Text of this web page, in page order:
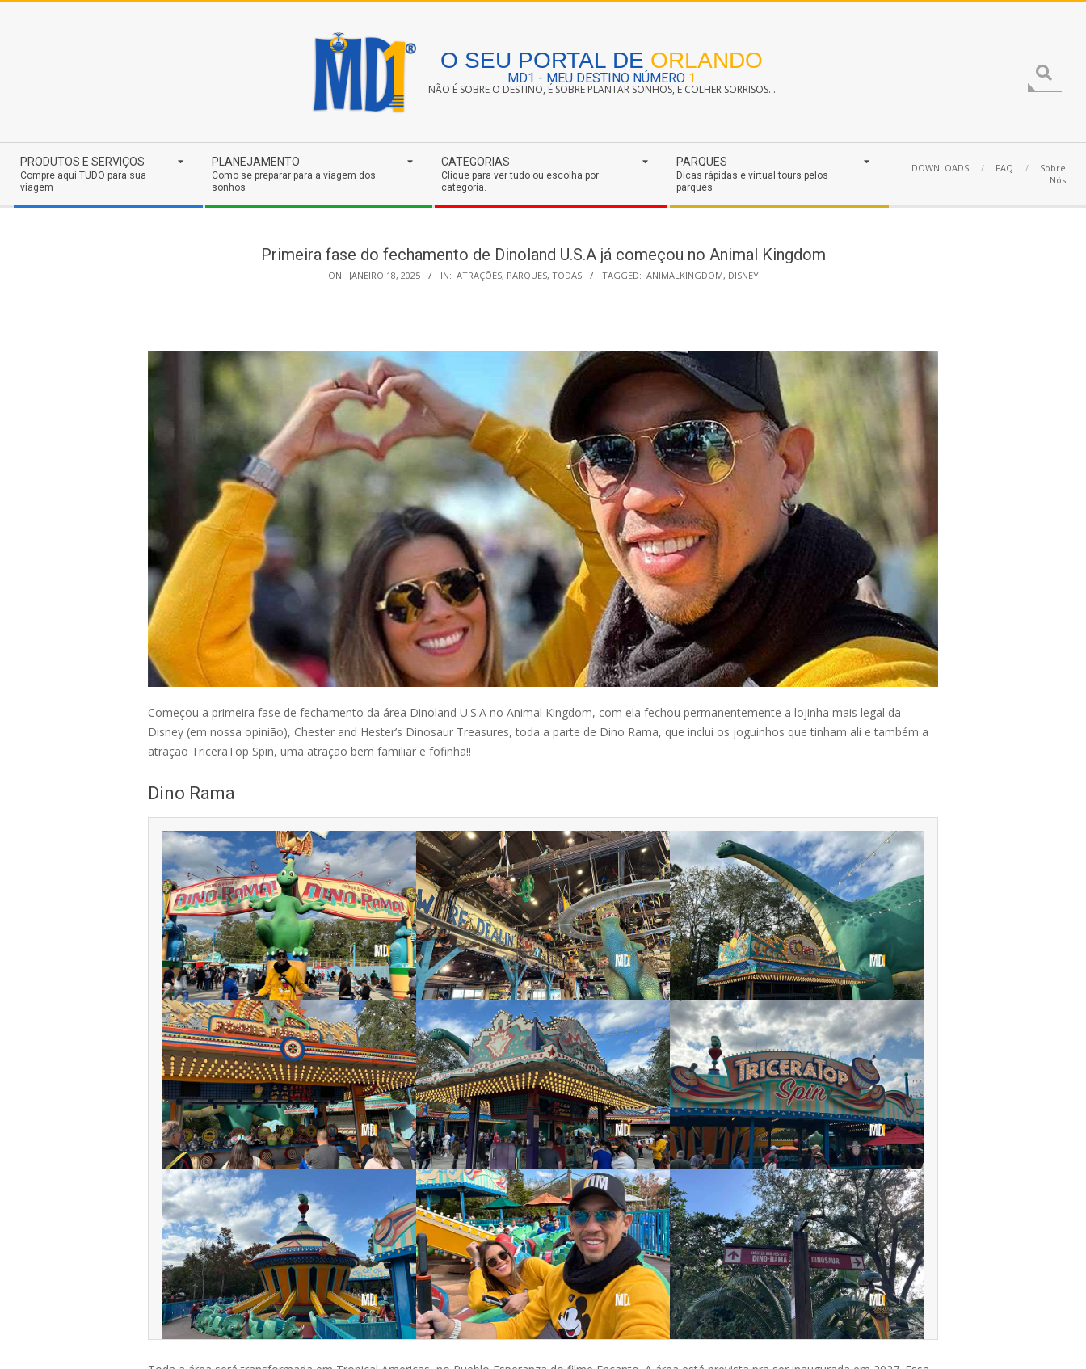
O SEU PORTAL DE ORLANDO
MD1 - MEU DESTINO NÚMERO 1
NÃO É SOBRE O DESTINO, É SOBRE PLANTAR SONHOS, E COLHER SORRISOS...
Navigation
Menu
PRODUTOS E SERVIÇOS
Compre aqui TUDO para sua
viagem
PLANEJAMENTO
Como se preparar para a viagem dos
sonhos
CATEGORIAS
Clique para ver tudo ou escolha por
categoria.
PARQUES
Dicas rápidas e virtual tours pelos
parques
DOWNLOADS FAQ
Sobre
Nós
Primeira fase do fechamento de Dinoland U.S.A já começou no Animal Kingdom
ON: JANEIRO 18, 2025 IN: ATRAÇÕES, PARQUES, TODAS TAGGED: ANIMALKINGDOM, DISNEY
Começou a primeira fase de fechamento da área Dinoland U.S.A no Animal Kingdom, com ela fechou permanentemente a lojinha mais legal da
Disney (em nossa opinião), Chester and Hester’s Dinosaur Treasures, toda a parte de Dino Rama, que inclui os joguinhos que tinham ali e também a
atração TriceraTop Spin, uma atração bem familiar e fofinha!!
Dino Rama